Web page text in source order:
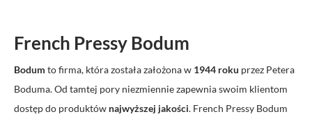
French Pressy Bodum
Bodum to firma, która została założona w 1944 roku przez Petera
Boduma. Od tamtej pory niezmiennie zapewnia swoim klientom
dostęp do produktów najwyższej jakości. French Pressy Bodum